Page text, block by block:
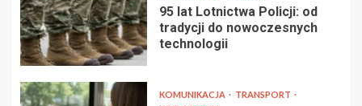
95 lat Lotnictwa Policji: od
tradycji do nowoczesnych
technologii
KOMUNIKACJA
TRANSPORT